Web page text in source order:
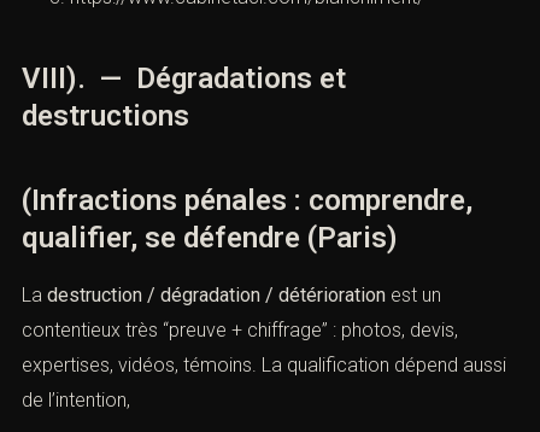
Cassation
B.Abus de confiance: bien remis, puis
détourné
Actualité jurisprudentielle : Crim., 13 mars 2024,
pourvoi n° 22-83.689 (publié) sur l’abus de
confiance et la notion de bien “remis à titre
précaire”. (Cour de Cassation)
Pour aller plus loin (liens internes)
https://www.cabinetaci.com/escroquerie/